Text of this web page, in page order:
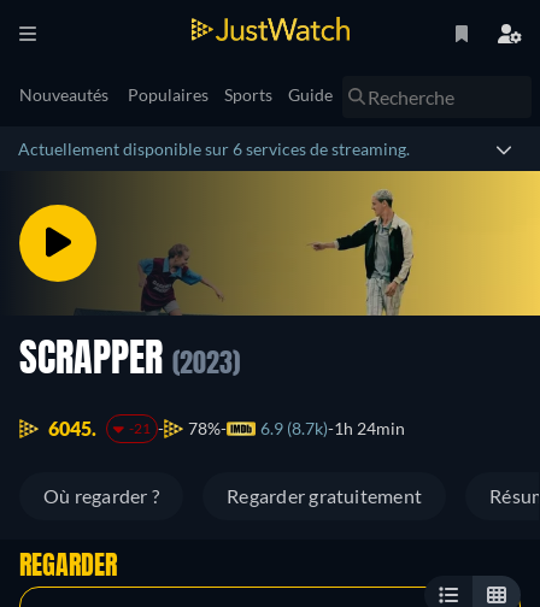
Nouveautés Populaires Sports Guide
Actuellement disponible sur 6 services de streaming.
SCRAPPER (2023)
6045. -21 78% 6.9 (8.7k) 1h 24min
Où regarder ? Regarder gratuitement
REGARDER